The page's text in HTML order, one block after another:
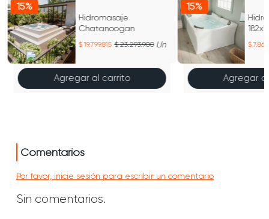
15%
Hidromasaje
Chatanoogan
19.799.815 23.293.900 Un
Agregar al carrito
15%
Agregar
Comentarios
Por favor, inicie sesión para escribir un comentario
Sin comentarios.